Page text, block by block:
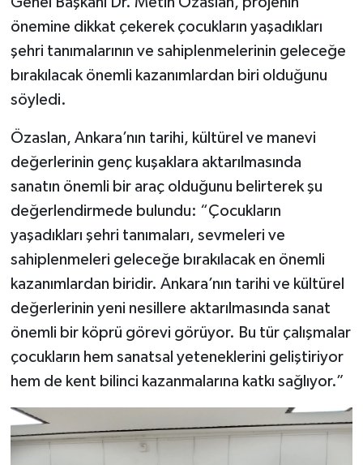
önemine dikkat çekerek çocukların yaşadıkları
şehri tanımalarının ve sahiplenmelerinin geleceğe
bırakılacak önemli kazanımlardan biri olduğunu
söyledi.
Özaslan, Ankara’nın tarihi, kültürel ve manevi
değerlerinin genç kuşaklara aktarılmasında
sanatın önemli bir araç olduğunu belirterek şu
değerlendirmede bulundu: “Çocukların
yaşadıkları şehri tanımaları, sevmeleri ve
sahiplenmeleri geleceğe bırakılacak en önemli
kazanımlardan biridir. Ankara’nın tarihi ve kültürel
değerlerinin yeni nesillere aktarılmasında sanat
önemli bir köprü görevi görüyor. Bu tür çalışmalar
çocukların hem sanatsal yeteneklerini geliştiriyor
hem de kent bilinci kazanmalarına katkı sağlıyor.”